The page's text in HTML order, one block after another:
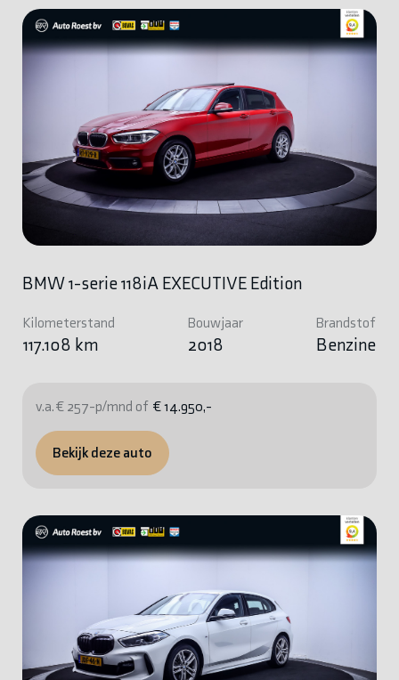
BMW 1-serie 118iA EXECUTIVE Edition
Kilometerstand
117.108 km
Bouwjaar
2018
Brandstof
Benzine
v.a. € 257-p/mnd of € 14.950,-
Bekijk deze auto